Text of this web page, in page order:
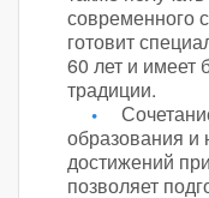
современного
готовит
60 лет и имеет
традиции.
образования и
достижений
позволяет